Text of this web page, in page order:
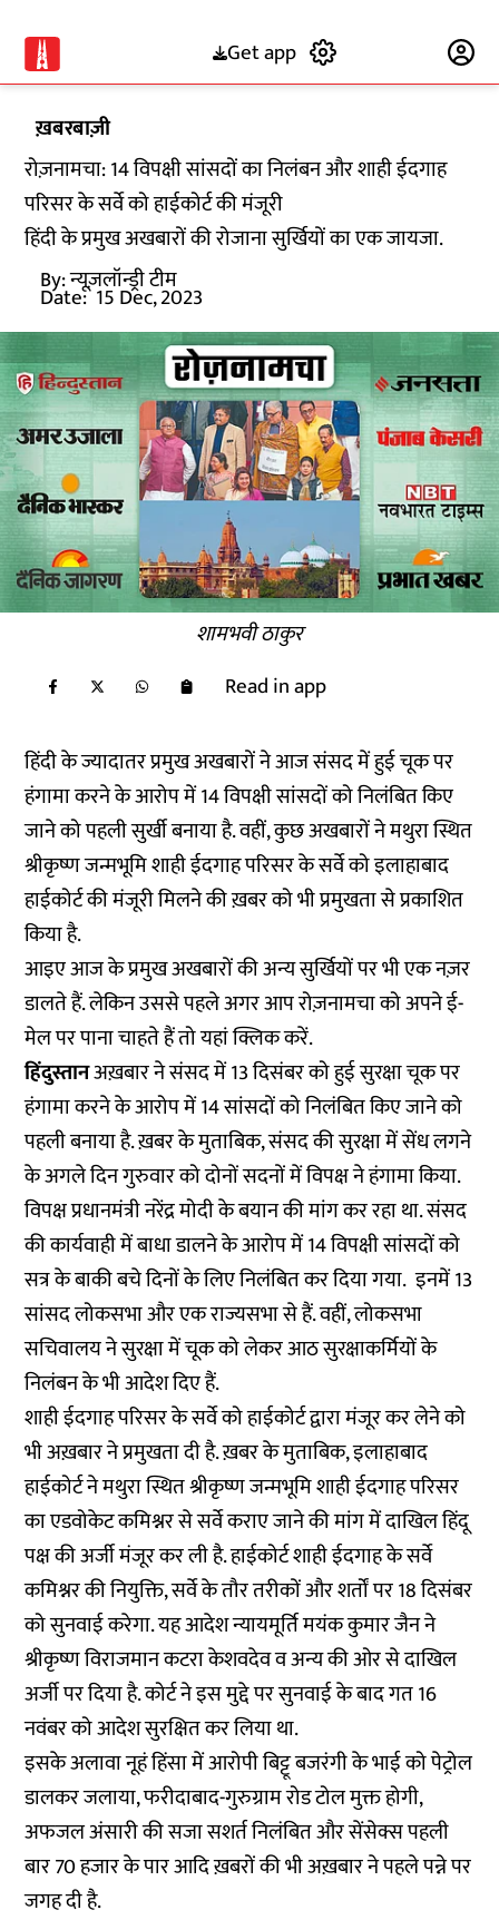
Get app
ख़बरबाज़ी
रोज़नामचा: 14 विपक्षी सांसदों का निलंबन और शाही ईदगाह
परिसर के सर्वे को हाईकोर्ट की मंजूरी
हिंदी के प्रमुख अखबारों की रोजाना सुर्खियों का एक जायजा.
By:न्यूज़लॉन्ड्री टीम
Date: 15 Dec, 2023
शामभवी ठाकुर
Read in app
हिंदी के ज्यादातर प्रमुख अखबारों ने आज संसद में हुई चूक पर
हंगामा करने के आरोप में 14 विपक्षी सांसदों को निलंबित किए
जाने को पहली सुर्खी बनाया है. वहीं, कुछ अखबारों ने मथुरा स्थित
श्रीकृष्ण जन्मभूमि शाही ईदगाह परिसर के सर्वे को इलाहाबाद
हाईकोर्ट की मंजूरी मिलने की ख़बर को भी प्रमुखता से प्रकाशित
किया है.
आइए आज के प्रमुख अखबारों की अन्य सुर्खियों पर भी एक नज़र
डालते हैं. लेकिन उससे पहले अगर आप रोज़नामचा को अपने ई-
मेल पर पाना चाहते हैं तोयहांक्लिक करें.
हिंदुस्तानअख़बार ने संसद में 13 दिसंबर को हुई सुरक्षा चूक पर
हंगामा करने के आरोप में 14 सांसदों को निलंबित किए जाने को
पहली बनाया है. ख़बर के मुताबिक, संसद की सुरक्षा में सेंध लगने
के अगले दिन गुरुवार को दोनों सदनों में विपक्ष ने हंगामा किया.
विपक्ष प्रधानमंत्री नरेंद्र मोदी के बयान की मांग कर रहा था. संसद
की कार्यवाही में बाधा डालने के आरोप में 14 विपक्षी सांसदों को
सत्र के बाकी बचे दिनों के लिए निलंबित कर दिया गया. इनमें 13
सांसद लोकसभा और एक राज्यसभा से हैं. वहीं, लोकसभा
सचिवालय ने सुरक्षा में चूक को लेकर आठ सुरक्षाकर्मियों के
निलंबन के भी आदेश दिए हैं.
शाही ईदगाह परिसर के सर्वे को हाईकोर्ट द्वारा मंजूर कर लेने को
भी अख़बार ने प्रमुखता दी है. ख़बर के मुताबिक, इलाहाबाद
हाईकोर्ट ने मथुरा स्थित श्रीकृष्ण जन्मभूमि शाही ईदगाह परिसर
का एडवोकेट कमिश्नर से सर्वे कराए जाने की मांग में दाखिल हिंदू
पक्ष की अर्जी मंजूर कर ली है. हाईकोर्ट शाही ईदगाह के सर्वे
कमिश्नर की नियुक्ति, सर्वे के तौर तरीकों और शर्तों पर 18 दिसंबर
को सुनवाई करेगा. यह आदेश न्यायमूर्ति मयंक कुमार जैन ने
श्रीकृष्ण विराजमान कटरा केशवदेव व अन्य की ओर से दाखिल
अर्जी पर दिया है. कोर्ट ने इस मुद्दे पर सुनवाई के बाद गत 16
नवंबर को आदेश सुरक्षित कर लिया था.
इसके अलावा नूहं हिंसा में आरोपी बिट्टू बजरंगी के भाई को पेट्रोल
डालकर जलाया, फरीदाबाद-गुरुग्राम रोड टोल मुक्त होगी,
अफजल अंसारी की सजा सशर्त निलंबित और सेंसेक्स पहली
बार 70 हजार के पार आदि ख़बरों की भी अख़बार ने पहले पन्ने पर
जगह दी है.